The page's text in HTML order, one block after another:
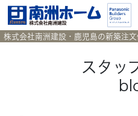
株式会社南洲建設・鹿児島の新築注
スタッ